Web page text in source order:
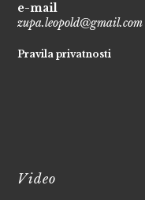
e-mail
zupa.leopold@gmail.com
Pravila privatnosti
Video